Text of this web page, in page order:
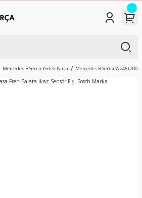
Mercedes B Serisi Yedek Parça Mercedes B Serisi W245